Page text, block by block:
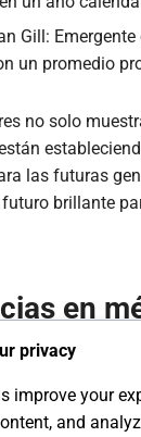
Gill:
un promedio
no solo
las futuras
brillante
en
de los
privacy
improve your
and